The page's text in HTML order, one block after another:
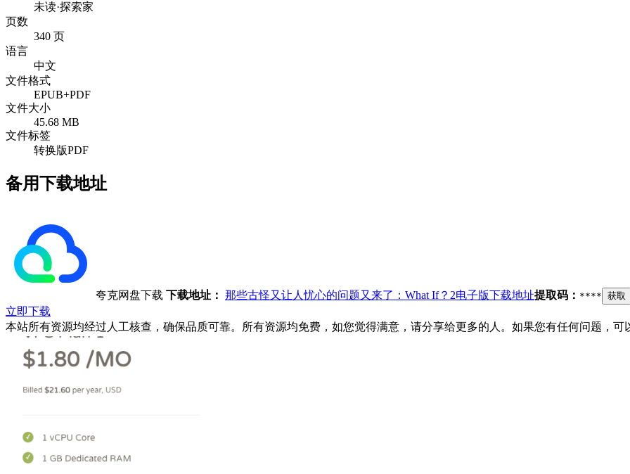
未读·探索家
页数
340 页
语言
中文
文件格式
EPUB+PDF
文件大小
45.68 MB
文件标签
转换版PDF
备用下载地址
夸克网盘下载 下载地址： 那些古怪又让人忧心的问题又来了：What If？2电子版下载地址提取码： **** 获取
立即下载
本站所有资源均经过人工核查，确保品质可靠。所有资源均免费，如您觉得满意，请分享给更多的人。如果您有任何问题，可